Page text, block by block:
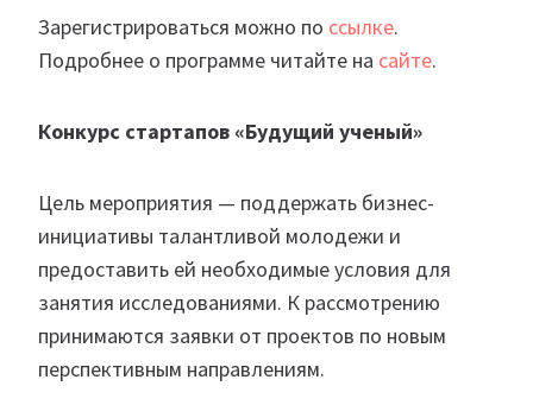
Зарегистрироваться можно по ссылке.
Подробнее о программе читайте на сайте.
Конкурс стартапов «Будущий ученый»
Цель мероприятия — поддержать бизнес-
инициативы талантливой молодежи и
предоставить ей необходимые условия для
занятия исследованиями. К рассмотрению
принимаются заявки от проектов по новым
перспективным направлениям.